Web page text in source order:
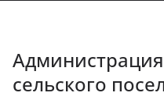
сельского